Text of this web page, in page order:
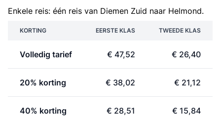
Enkele reis: één reis van Diemen Zuid naar Helmond.
KORTING EERSTE KLAS TWEEDE KLAS
Volledig tarief € 47,52 € 26,40
20% korting € 38,02 € 21,12
40% korting € 28,51 € 15,84